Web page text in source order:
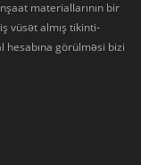
materiallarının bir
vüsət almış tikinti-
görülməsi bizi